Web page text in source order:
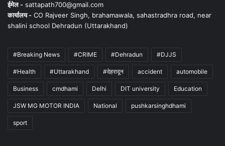
ईमेल - sattapath700@gmail.com
कार्यालय - CO Rajveer Singh, brahamawala, sahastradhra road, near
shalini school Dehradun (Uttarakhand)
#Breaking News #CRIME #Dehradun #DJJS
#Health #Uttarakhand #देहरादून accident automobile
Business cmdhami Delhi DIT university Education
JSW MG MOTOR INDIA National pushkarsinghdhami
sport